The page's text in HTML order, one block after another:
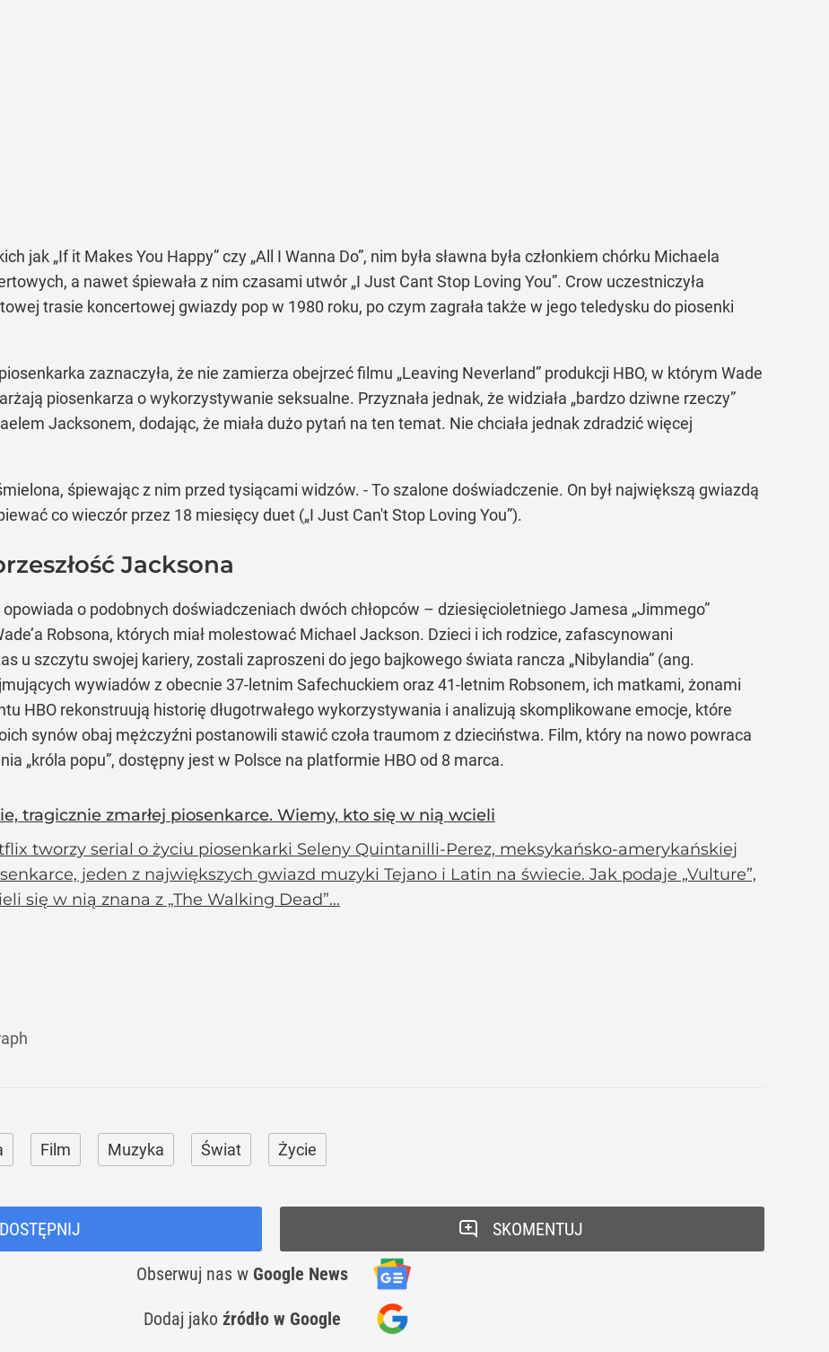
jak „If it Makes You Happy”czy „All I Wanna Do”, nim była sławna była członkiem chórku Michaela
a nawet śpiewała z nim czasami utwór „I Just Cant Stop Loving You”. Crow uczestniczyła
trasie koncertowej gwiazdy pop w 1980 roku, po czym zagrała także w jego teledysku do piosenki
piosenkarka zaznaczyła, że nie zamierza obejrzeć filmu „Leaving Neverland” produkcji HBO, w którym Wade
piosenkarza o wykorzystywanie seksualne. Przyznała jednak, że widziała „bardzo dziwne rzeczy”
Jacksonem, dodając, że miała dużo pytań na ten temat. Nie chciała jednak zdradzić więcej
śpiewając z nim przed tysiącami widzów. - To szalone doświadczenie. On był największą gwiazdą
co wieczór przez 18 miesięcy duet („I Just Can't Stop Loving You”).
Jacksona
opowiada o podobnych doświadczeniach dwóch chłopców – dziesięcioletniego Jamesa „Jimmego”
Robsona, których miał molestować Michael Jackson. Dzieci i ich rodzice, zafascynowani
u szczytu swojej kariery, zostali zaproszeni do jego bajkowego świata rancza „Nibylandia” (ang.
wywiadów z obecnie 37-letnim Safechuckiem oraz 41-letnim Robsonem, ich matkami, żonami
HBO rekonstruują historię długotrwałego wykorzystywania i analizują skomplikowane emocje, które
synów obaj mężczyźni postanowili stawić czoła traumom z dzieciństwa. Film, który na nowo powraca
„króla popu”, dostępny jest w Polsce na platformie HBO od 8 marca.
tragicznie zmarłej piosenkarce. Wiemy, kto się w nią wcieli
tworzy serial o życiu piosenkarki Seleny Quintanilli-Perez, meksykańsko-amerykańskiej
jeden z największych gwiazd muzyki Tejano i Latin na świecie. Jak podaje „Vulture”,
się w nią znana z „The Walking Dead”...
Film Muzyka Świat Życie
Obserwuj nas w Google News
Dodaj jako źródło w Google
SKOMENTUJ